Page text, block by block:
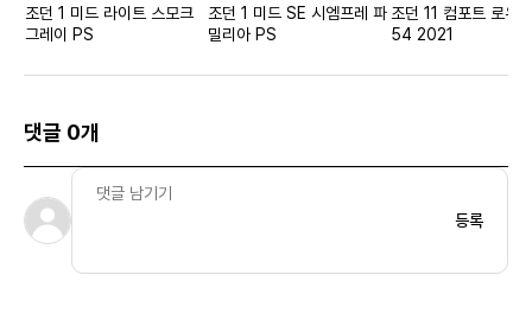
조던 1 미드 라이트 스모크
그레이 PS
조던 1 미드 SE 시엠프레 파
밀리아 PS
조던 11 컴포트 로우
54 2021
댓글 0개
등록